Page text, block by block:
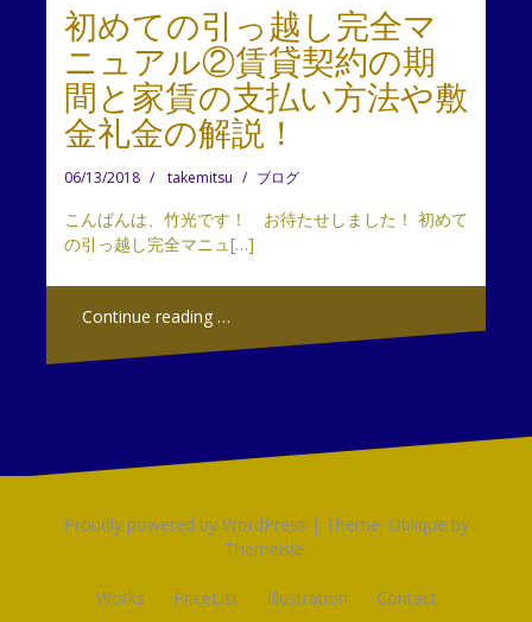
初めての引っ越し完全マ
ニュアル②賃貸契約の期
間と家賃の支払い方法や敷
金礼金の解説！
06/13/2018 takemitsu ブログ
こんばんは、竹光です！ お待たせしました！ 初めて
の引っ越し完全マニュ[…]
Continue reading …
Proudly powered by WordPress | Theme: Oblique by
Themeisle.
Works PriceList Illustration Contact